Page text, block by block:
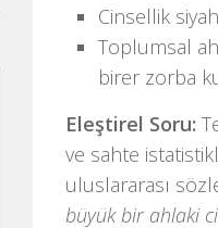
Cinsellik
Toplumsal
birer zorba
Eleştirel Soru:
ve sahte
uluslararası
büyük bir ahlaki